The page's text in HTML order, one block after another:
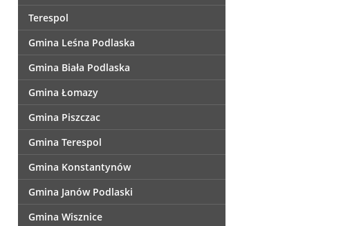
Terespol
Gmina Leśna Podlaska
Gmina Biała Podlaska
Gmina Łomazy
Gmina Piszczac
Gmina Terespol
Gmina Konstantynów
Gmina Janów Podlaski
Gmina Wisznice